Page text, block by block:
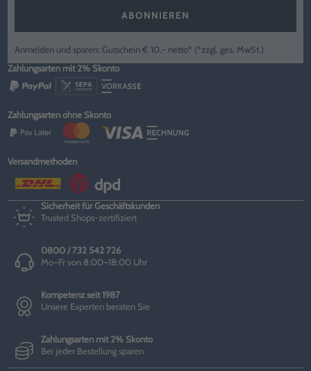
ABONNIEREN
Anmelden und sparen: Gutschein € 10,- netto* (*zzgl. ges. MwSt.)
Zahlungsarten mit 2% Skonto
Zahlungsarten ohne Skonto
Versandmethoden
Sicherheit für Geschäftskunden
Trusted Shops-zertifiziert
0800 / 732 542 726
Mo–Fr von 8:00–18:00 Uhr
Kompetenz seit 1987
Unsere Experten beraten Sie
Zahlungsarten mit 2% Skonto
Bei jeder Bestellung sparen